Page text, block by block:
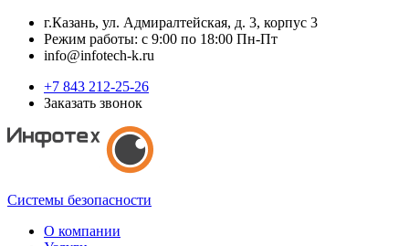
г.Казань, ул. Адмиралтейская, д. 3, корпус 3
Режим работы: с 9:00 по 18:00 Пн-Пт
info@infotech-k.ru
+7 843 212-25-26
Заказать звонок
Системы безопасности
О компании